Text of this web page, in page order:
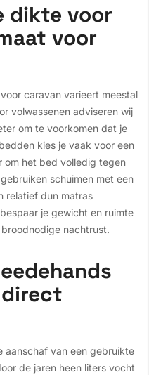
dikte voor
voor
caravan varieert meestal
volwassenen adviseren wij
om te voorkomen dat je
kies je vaak voor een
om het bed volledig tegen
schuimen met een
relatief dun matras
je gewicht en ruimte
nachtrust.
aanschaf van een gebruikte
de jaren heen liters vocht